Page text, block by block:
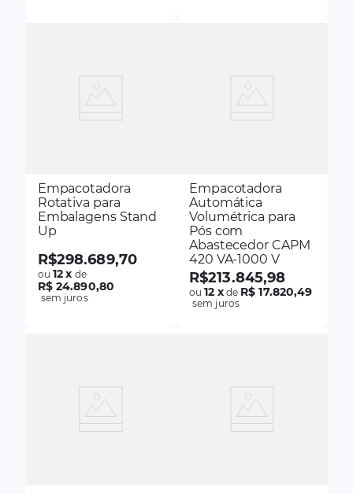
Empacotadora
Rotativa para
Embalagens Stand
Up
R$298.689,70
ou12x de
R$ 24.890,80
sem juros
Empacotadora
Automática
Volumétrica para
Pós com
Abastecedor CAPM
420 VA-1000 V
R$213.845,98
ou12 xde R$ 17.820,49
sem juros